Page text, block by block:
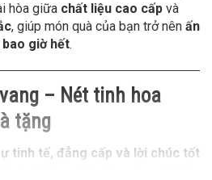
hòa giữa chất liệu cao cấp và
, giúp món quà của bạn trở nên ấn
giờ hết.
– Nét tinh hoa
tặng
tinh tế, đẳng cấp và lời chúc tốt